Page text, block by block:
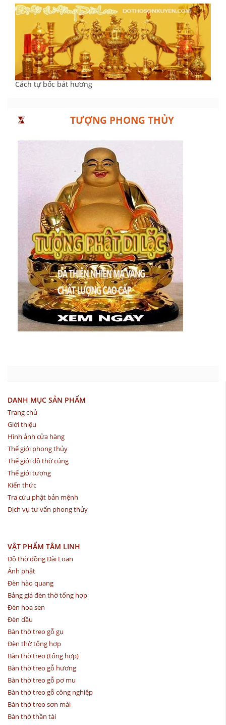
Cách tự bốc bát hương
TƯỢNG PHONG THỦY
DANH MỤC SẢN PHẨM
Trang chủ
Giới thiệu
Hình ảnh cửa hàng
Thế giới phong thủy
Thế giới đồ thờ cúng
Thế giới tượng
Kiến thức
Tra cứu phật bản mệnh
Dịch vụ tư vấn phong thủy
VẬT PHẨM TÂM LINH
Đồ thờ đồng Đài Loan
Ảnh phật
Đèn hào quang
Bảng giá đèn thờ tổng hợp
Đèn hoa sen
Đèn dầu
Bàn thờ treo gỗ gụ
Đèn thờ tổng hợp
Bàn thờ treo (tổng hợp)
Bàn thờ treo gỗ hương
Bàn thờ treo gỗ pơ mu
Bàn thờ treo gỗ công nghiệp
Bàn thờ treo sơn mài
Bàn thờ thần tài